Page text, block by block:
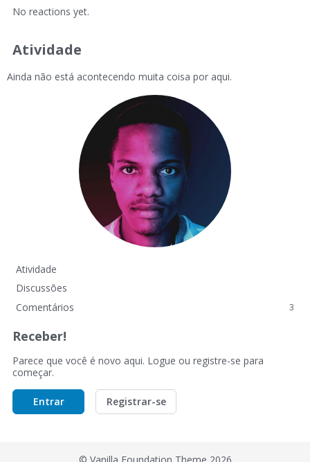
No reactions yet.
Atividade
Ainda não está acontecendo muita coisa por aqui.
Atividade
Discussões
Comentários
3
Receber!
Parece que você é novo aqui. Logue ou registre-se para
começar.
Entrar Registrar-se